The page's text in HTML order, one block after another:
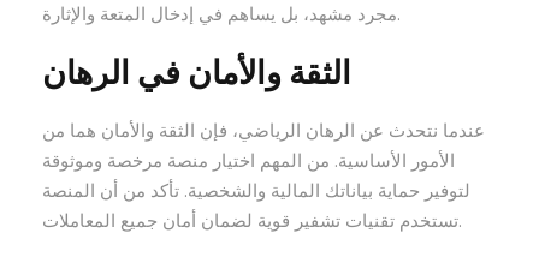
مجرد مشهد، بل يساهم في إدخال المتعة والإثارة.
الثقة والأمان في الرهان
عندما نتحدث عن الرهان الرياضي، فإن الثقة والأمان هما من
الأمور الأساسية. من المهم اختيار منصة مرخصة وموثوقة
لتوفير حماية بياناتك المالية والشخصية. تأكد من أن المنصة
تستخدم تقنيات تشفير قوية لضمان أمان جميع المعاملات.